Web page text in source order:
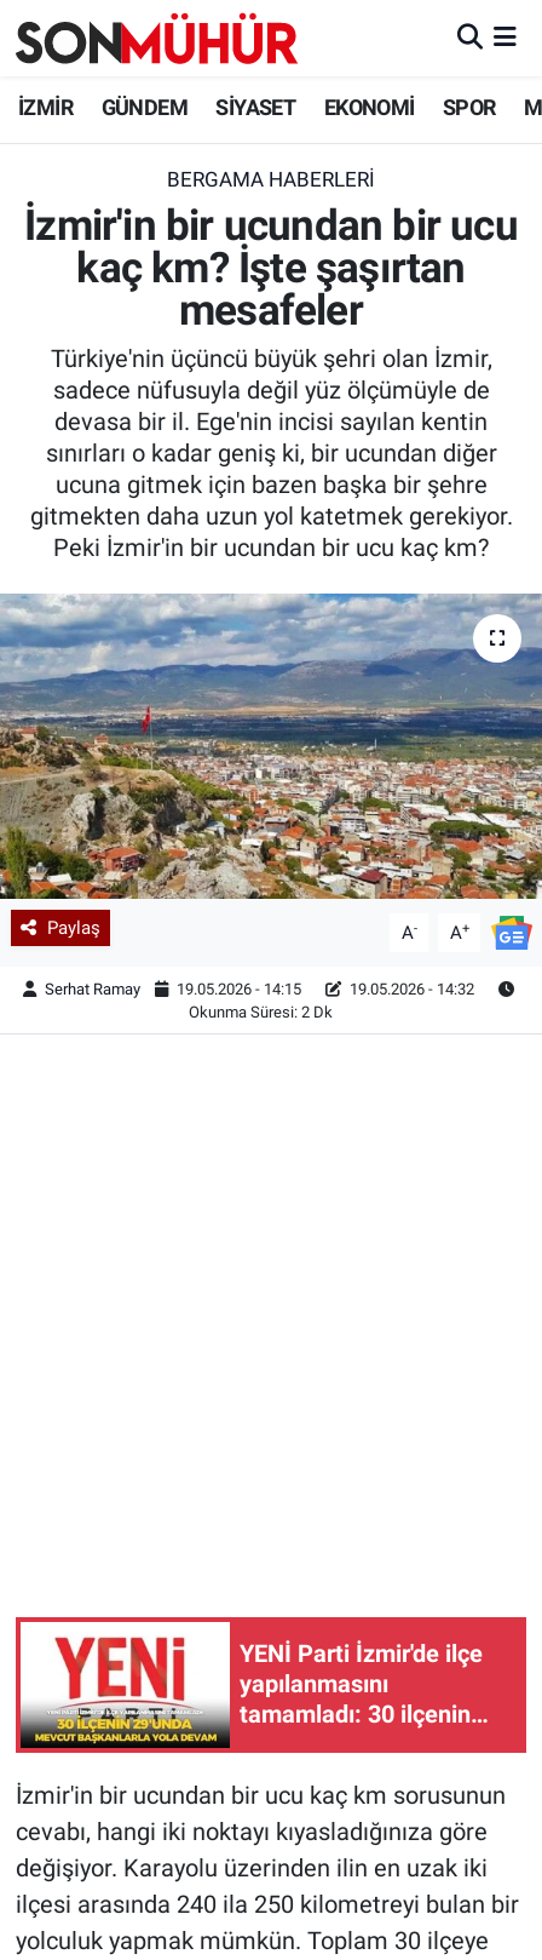
İZMİR GÜNDEM SİYASET EKONOMİ SPOR
BERGAMA HABERLERI
İzmir'in bir ucundan bir ucu
kaç km? İşte şaşırtan
mesafeler
Türkiye'nin üçüncü büyük şehri olan İzmir,
sadece nüfusuyla değil yüz ölçümüyle de
devasa bir il. Ege'nin incisi sayılan kentin
sınırları o kadar geniş ki, bir ucundan diğer
ucuna gitmek için bazen başka bir şehre
gitmekten daha uzun yol katetmek gerekiyor.
Peki İzmir'in bir ucundan bir ucu kaç km?
Paylaş A- A+
Serhat Ramay 19.05.2026 - 14:15
19.05.2026 - 14:32
Okunma Süresi: 2 Dk
YENİ Parti İzmir'de ilçe
yapılanmasını
tamamladı: 30 ilçenin
İzmir'in bir ucundan bir ucu kaç km sorusunun
cevabı, hangi iki noktayı kıyasladığınıza göre
değişiyor. Karayolu üzerinden ilin en uzak iki
ilçesi arasında 240 ila 250 kilometreyi bulan bir
yolculuk yapmak mümkün. Toplam 30 ilçeye
İzmir Nöbetçi Eczaneler
İzmir Namaz Vakitleri
İzmir Trafik Yoğunluk Haritası
Tüm Manşetler
Son Dakika Haberleri
Haber Arşivi